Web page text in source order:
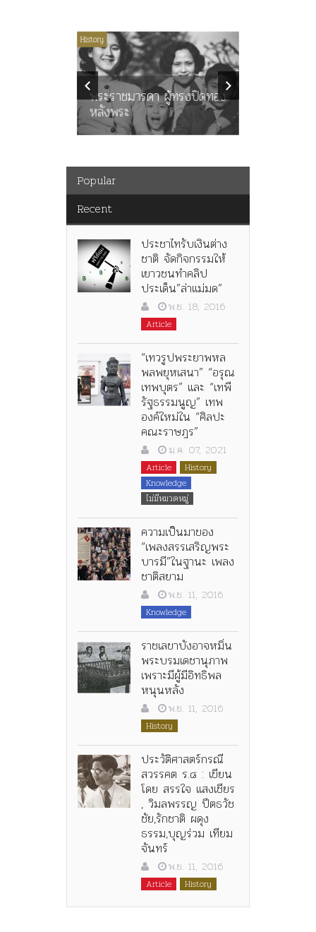
History
พระราชมารดา ผู้ทรงปิดทอง
หลังพระ
Popular
Recent
ประชาไทรับเงินต่าง
ชาติ จัดกิจกรรมให้
เยาวชนทำคลิป
ประเด็น”ล่าแม่มด”
พ.ย. 18, 2016
Article
“เทวรูปพระยาพหล
พลพยุหเสนา” “อรุณ
เทพบุตร” และ “เทพี
รัฐธรรมนูญ” เทพ
องค์ใหม่ใน “ศิลปะ
คณะราษฎร”
ม.ค. 07, 2021
Article
History
Knowledge
ไม่มีหมวดหมู่
ความเป็นมาของ
“เพลงสรรเสริญพระ
บารมี”ในฐานะ เพลง
ชาติสยาม
พ.ย. 11, 2016
Knowledge
ราชเลขาบังอาจหมิ่น
พระบรมเดชานุภาพ
เพราะมีผู้มีอิทธิพล
หนุนหลัง
พ.ย. 11, 2016
History
ประวัติศาสตร์กรณี
สวรรคต ร.๘ : เขียน
โดย สรรใจ แสงเชียร
, วิมลพรรญ ปีตธวัช
ชัย,รักชาติ ผดุง
ธรรม,บุญร่วม เทียม
จันทร์
พ.ย. 11, 2016
Article History